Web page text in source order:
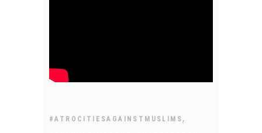
#ATROCITIESAGAINSTMUSLIMS ,